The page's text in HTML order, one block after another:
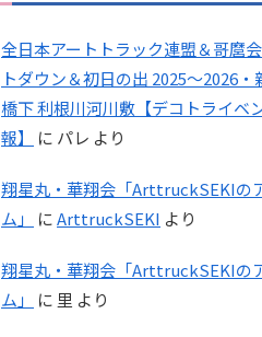
全日本アートトラック連盟＆哥麿
トダウン＆初日の出 2025～2026・
橋下 利根川河川敷【デコトライベ
報】
に パレ より
翔星丸・華翔会「ArttruckSEKIの
ム」
にArttruckSEKI より
翔星丸・華翔会「ArttruckSEKIの
ム」
に 里 より